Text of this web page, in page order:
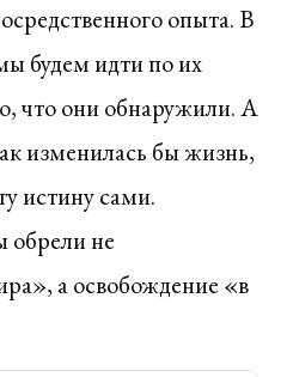
опыта. В
будем идти по их
что они обнаружили. А
изменилась бы жизнь,
истину сами.
обрели не
а освобождение «в